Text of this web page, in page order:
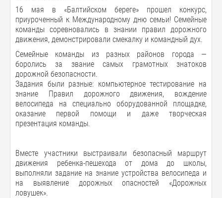
16 мая в «Балтийском береге» прошел конкурс,
приуроченный к Международному дню семьи! Семейные
команды соревновались в знании правил дорожного
движения, демонстрировали смекалку и командный дух.
Семейные команды из разных районов города —
боролись за звание самых грамотных знатоков
дорожной безопасности.
Задания были разные: компьютерное тестирование на
знание Правил дорожного движения, вождение
велосипеда на специально оборудованной площадке,
оказание первой помощи и даже творческая
презентация команды.
Вместе участники выстраивали безопасный маршрут
движения ребенка-пешехода от дома до школы,
выполняли задание на знание устройства велосипеда и
на выявление дорожных опасностей «Дорожных
ловушек».